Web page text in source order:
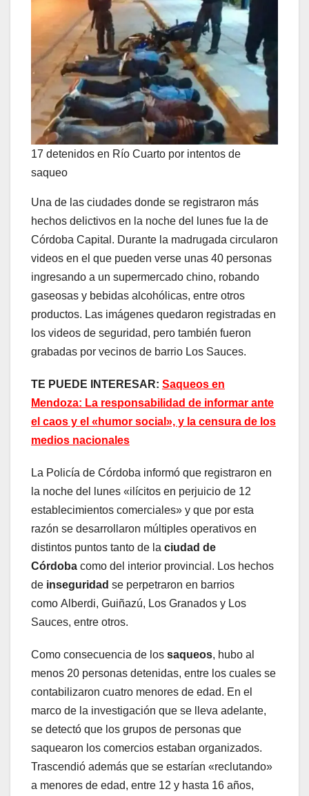
17 detenidos en Río Cuarto por intentos de
saqueo
Una de las ciudades donde se registraron más
hechos delictivos en la noche del lunes fue la de
Córdoba Capital. Durante la madrugada circularon
videos en el que pueden verse unas 40 personas
ingresando a un supermercado chino, robando
gaseosas y bebidas alcohólicas, entre otros
productos. Las imágenes quedaron registradas en
los videos de seguridad, pero también fueron
grabadas por vecinos de barrio Los Sauces.
TE PUEDE INTERESAR: Saqueos en
Mendoza: La responsabilidad de informar ante
el caos y el «humor social», y la censura de los
medios nacionales
La Policía de Córdoba informó que registraron en
la noche del lunes «ilícitos en perjuicio de 12
establecimientos comerciales» y que por esta
razón se desarrollaron múltiples operativos en
distintos puntos tanto de la ciudad de
Córdoba como del interior provincial. Los hechos
de inseguridad se perpetraron en barrios
como Alberdi, Guiñazú, Los Granados y Los
Sauces, entre otros.
Como consecuencia de los saqueos, hubo al
menos 20 personas detenidas, entre los cuales se
contabilizaron cuatro menores de edad. En el
marco de la investigación que se lleva adelante,
se detectó que los grupos de personas que
saquearon los comercios estaban organizados.
Trascendió además que se estarían «reclutando»
a menores de edad, entre 12 y hasta 16 años,